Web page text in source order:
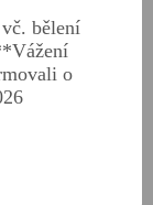
dat pro
bělení
o